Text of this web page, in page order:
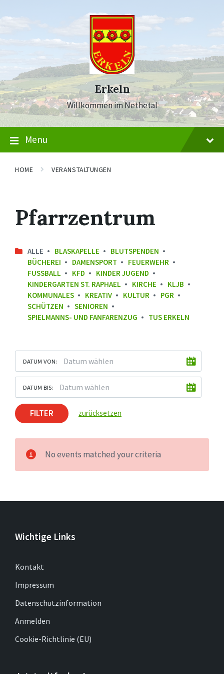
Erkeln
Willkommen im Nethetal
Menu
HOME VERANSTALTUNGEN
Pfarrzentrum
ALLE BLASKAPELLE
BLUTSPENDEN
BÜCHEREI
DAMENSPORT
FEUERWEHR
FUSSBALL
KFD
KINDER JUGEND
KINDERGARTEN ST. RAPHAEL
KIRCHE
KLJB
KOMMUNALES
KREATIV KULTUR
PGR
SCHÜTZEN
SENIOREN
SPIELMANNS- UND FANFARENZUG
TUS ERKELN
DATUM VON:
DATUM BIS:
FILTER zurücksetzen
No events matched your criteria
Wichtige Links
Kontakt
Impressum
Datenschutzinformation
Anmelden
Cookie-Richtlinie (EU)